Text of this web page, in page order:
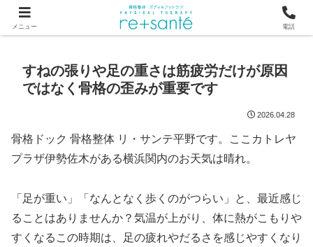
つらい首・肩こり・腰の痛みは、骨から見直す横浜市関内の整体
すねの張りや足の重さは筋疲労だけが原因
ではなく骨格の歪みが重要です
2026.04.28
骨格ドック 骨格整体 リ・サンテ平野です。ここカトレヤ
プラザ伊勢佐木がある横浜関内のお天気は晴れ。
「足が重い」「なんとなく歩くのがつらい」と、最近感じ
ることはありませんか？気温が上がり、体に熱がこもりや
すくなるこの時期は、足の疲れやだるさを感じやすくなり
メニュー 電話